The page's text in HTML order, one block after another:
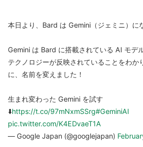
本日より、Bard は Gemini（ジェミニ）に
Gemini は Bard に搭載されている AI モデ
テクノロジーが反映されていることをわか
に、名前を変えました！
生まれ変わった Gemini を試す
⬇️https://t.co/97mNxmSSrg#GeminiAI
pic.twitter.com/K4EDvaeT1A
— Google Japan (@googlejapan)